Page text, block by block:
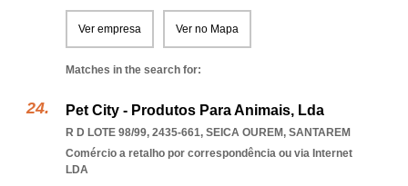
Ver empresa Ver no Mapa
Matches in the search for:
Pet City - Produtos Para Animais, Lda
R D LOTE 98/99, 2435-661, SEICA OUREM, SANTAREM
Comércio a retalho por correspondência ou via Internet
LDA